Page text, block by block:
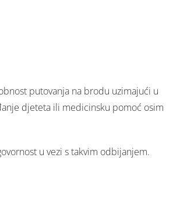
putovanja na brodu uzimajući u
djeteta ili medicinsku pomoć osim
u vezi s takvim odbijanjem.